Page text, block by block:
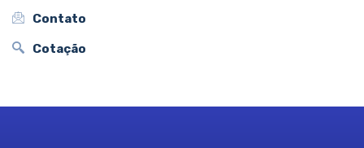
Contato
Cotação